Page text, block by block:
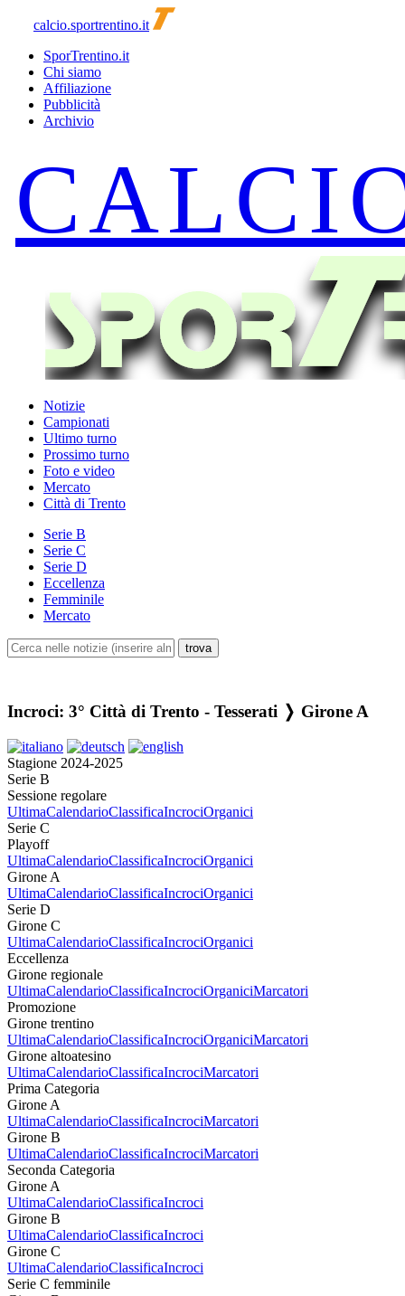
calcio.sportrentino.it
SporTrentino.it
Chi siamo
Affiliazione
Pubblicità
Archivio
Notizie
Campionati
Ultimo turno
Prossimo turno
Foto e video
Mercato
Città di Trento
Serie B
Serie C
Serie D
Eccellenza
Femminile
Mercato
Incroci: 3° Città di Trento - Tesserati ❭ Girone A
Stagione 2024-2025
Serie B
Sessione regolare
UltimaCalendarioClassificaIncrociOrganici
Serie C
Playoff
UltimaCalendarioClassificaIncrociOrganici
Girone A
UltimaCalendarioClassificaIncrociOrganici
Serie D
Girone C
UltimaCalendarioClassificaIncrociOrganici
Eccellenza
Girone regionale
UltimaCalendarioClassificaIncrociOrganiciMarcatori
Promozione
Girone trentino
UltimaCalendarioClassificaIncrociOrganiciMarcatori
Girone altoatesino
UltimaCalendarioClassificaIncrociMarcatori
Prima Categoria
Girone A
UltimaCalendarioClassificaIncrociMarcatori
Girone B
UltimaCalendarioClassificaIncrociMarcatori
Seconda Categoria
Girone A
UltimaCalendarioClassificaIncroci
Girone B
UltimaCalendarioClassificaIncroci
Girone C
UltimaCalendarioClassificaIncroci
Serie C femminile